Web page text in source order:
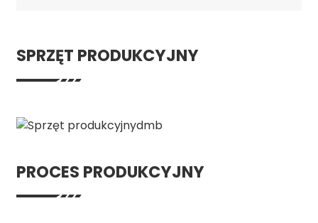
SPRZĘT PRODUKCYJNY
PROCES PRODUKCYJNY